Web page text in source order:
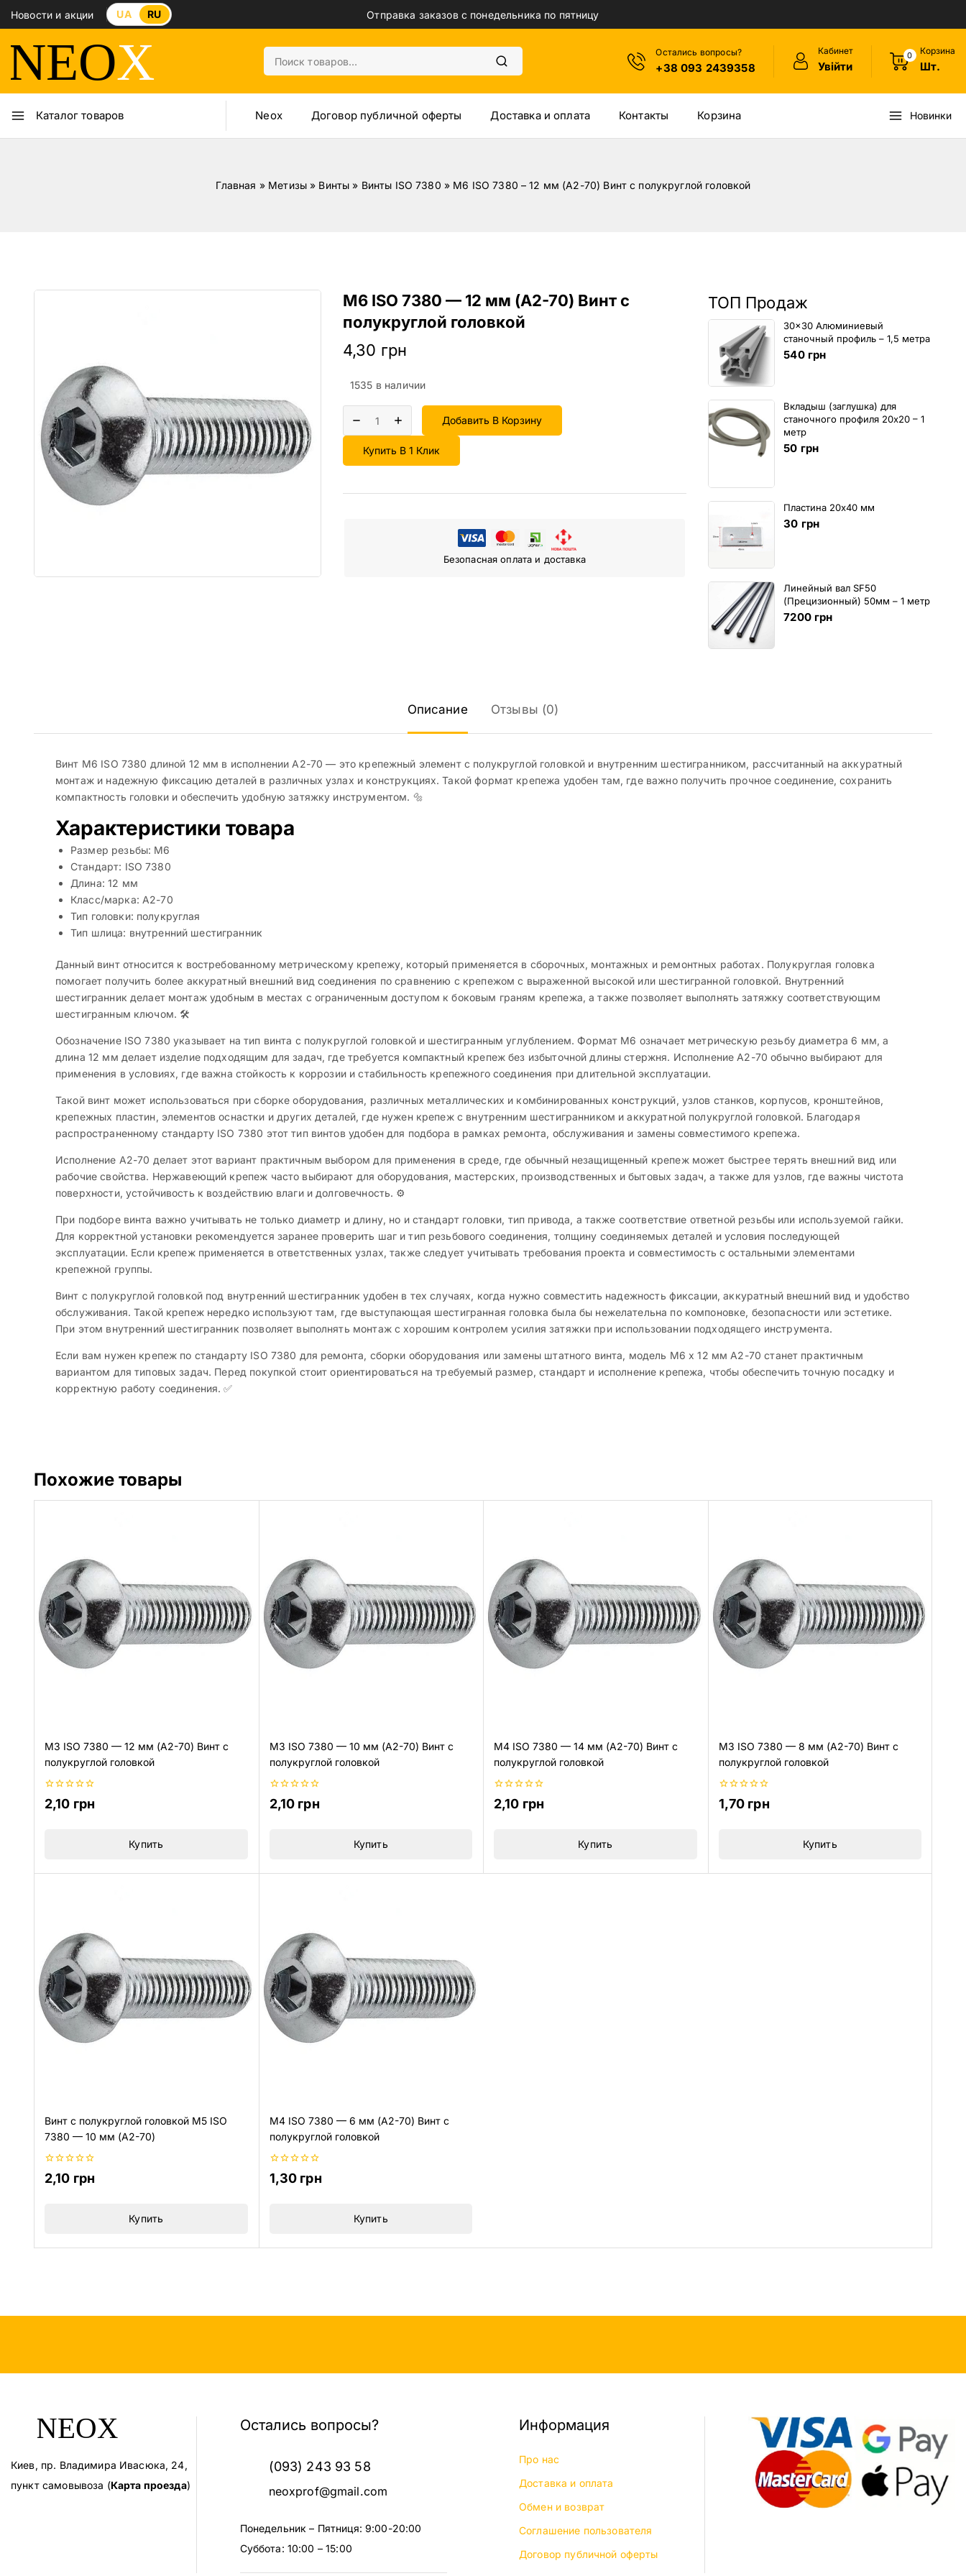
Новости и акции UA RU Отправка заказов с понедельника по пятницу
Остались вопросы?
+38 093 2439358
Кабинет
Увійти
0 Корзина
Шт.
Каталог товаров Neox Договор публичной оферты Доставка и оплата Контакты Корзина Новинки
Главная » Метизы» Винты » Винты ISO 7380 » M6 ISO 7380 – 12 мм (A2-70) Винт с полукруглой головкой
ТОП Продаж
30x30 Алюминиевый
станочный профиль – 1,5 метра
540 грн
Вкладыш (заглушка) для
станочного профиля 20х20 – 1
метр
50 грн
Пластина 20х40 мм
30 грн
Линейный вал SF50
(Прецизионный) 50мм – 1 метр
7200 грн
M6 ISO 7380 — 12 мм (A2-70) Винт с
полукруглой головкой
4,30 грн
1535 в наличии
Добавить В Корзину
Купить В 1 Клик
Безопасная оплата и доставка
Описание Отзывы (0)
Винт M6 ISO 7380 длиной 12 мм в исполнении A2-70 — это крепежный элемент с полукруглой головкой и внутренним шестигранником, рассчитанный на аккуратный
монтаж и надежную фиксацию деталей в различных узлах и конструкциях. Такой формат крепежа удобен там, где важно получить прочное соединение, сохранить
компактность головки и обеспечить удобную затяжку инструментом. 🔩
Характеристики товара
Размер резьбы: M6
Стандарт: ISO 7380
Длина: 12 мм
Класс/марка: A2-70
Тип головки: полукруглая
Тип шлица: внутренний шестигранник
Данный винт относится к востребованному метрическому крепежу, который применяется в сборочных, монтажных и ремонтных работах. Полукруглая головка
помогает получить более аккуратный внешний вид соединения по сравнению с крепежом с выраженной высокой или шестигранной головкой. Внутренний
шестигранник делает монтаж удобным в местах с ограниченным доступом к боковым граням крепежа, а также позволяет выполнять затяжку соответствующим
шестигранным ключом. 🛠️
Обозначение ISO 7380 указывает на тип винта с полукруглой головкой и шестигранным углублением. Формат M6 означает метрическую резьбу диаметра 6 мм, а
длина 12 мм делает изделие подходящим для задач, где требуется компактный крепеж без избыточной длины стержня. Исполнение A2-70 обычно выбирают для
применения в условиях, где важна стойкость к коррозии и стабильность крепежного соединения при длительной эксплуатации.
Такой винт может использоваться при сборке оборудования, различных металлических и комбинированных конструкций, узлов станков, корпусов, кронштейнов,
крепежных пластин, элементов оснастки и других деталей, где нужен крепеж с внутренним шестигранником и аккуратной полукруглой головкой. Благодаря
распространенному стандарту ISO 7380 этот тип винтов удобен для подбора в рамках ремонта, обслуживания и замены совместимого крепежа.
Исполнение A2-70 делает этот вариант практичным выбором для применения в среде, где обычный незащищенный крепеж может быстрее терять внешний вид или
рабочие свойства. Нержавеющий крепеж часто выбирают для оборудования, мастерских, производственных и бытовых задач, а также для узлов, где важны чистота
поверхности, устойчивость к воздействию влаги и долговечность. ⚙️
При подборе винта важно учитывать не только диаметр и длину, но и стандарт головки, тип привода, а также соответствие ответной резьбы или используемой гайки.
Для корректной установки рекомендуется заранее проверить шаг и тип резьбового соединения, толщину соединяемых деталей и условия последующей
эксплуатации. Если крепеж применяется в ответственных узлах, также следует учитывать требования проекта и совместимость с остальными элементами
крепежной группы.
Винт с полукруглой головкой под внутренний шестигранник удобен в тех случаях, когда нужно совместить надежность фиксации, аккуратный внешний вид и удобство
обслуживания. Такой крепеж нередко используют там, где выступающая шестигранная головка была бы нежелательна по компоновке, безопасности или эстетике.
При этом внутренний шестигранник позволяет выполнять монтаж с хорошим контролем усилия затяжки при использовании подходящего инструмента.
Если вам нужен крепеж по стандарту ISO 7380 для ремонта, сборки оборудования или замены штатного винта, модель M6 x 12 мм A2-70 станет практичным
вариантом для типовых задач. Перед покупкой стоит ориентироваться на требуемый размер, стандарт и исполнение крепежа, чтобы обеспечить точную посадку и
корректную работу соединения. ✅
Похожие товары
M3 ISO 7380 — 12 мм (A2-70) Винт с
полукруглой головкой
0
из
2,10 грн
Купить
M3 ISO 7380 — 10 мм (A2-70) Винт с
полукруглой головкой
0
из
2,10 грн
Купить
M4 ISO 7380 — 14 мм (A2-70) Винт с
полукруглой головкой
0
из
2,10 грн
Купить
M3 ISO 7380 — 8 мм (A2-70) Винт с
полукруглой головкой
0
из
1,70 грн
Купить
Винт с полукруглой головкой M5 ISO
7380 — 10 мм (A2-70)
0
из
2,10 грн
Купить
M4 ISO 7380 — 6 мм (A2-70) Винт с
полукруглой головкой
0
из
1,30 грн
Купить
Киев, пр. Владимира Ивасюка, 24,
пункт самовывоза (Карта проезда)
Остались вопросы?
(093) 243 93 58
neoxprof@gmail.com
Понедельник – Пятниця: 9:00-20:00
Суббота: 10:00 – 15:00
Информация
Про нас
Доставка и оплата
Обмен и возврат
Соглашение пользователя
Договор публичной оферты